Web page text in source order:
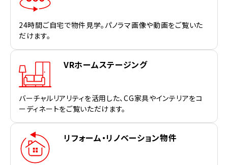
24時間ご自宅で物件見学。パノラマ画像や動画をご覧いた
だけます。
VRホームステージング
バーチャルリアリティを活用した、CG家具やインテリアをコ
ーディネートをご覧いただけます。
リフォーム・リノベーション物件